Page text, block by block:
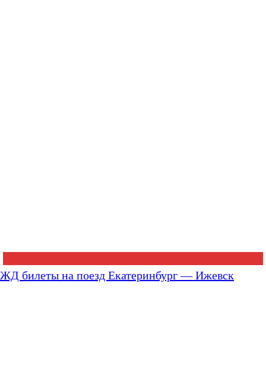
ЖД билеты на поезд Екатеринбург — Ижевск